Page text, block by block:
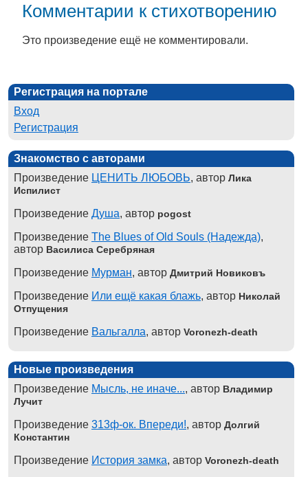
Комментарии к стихотворению
Это произведение ещё не комментировали.
Регистрация на портале
Вход
Регистрация
Знакомство с авторами
Произведение ЦЕНИТЬ ЛЮБОВЬ, автор Лика
Испилист
Произведение Душа, автор pogost
Произведение The Blues of Old Souls (Надежда),
автор Василиса Серебряная
Произведение Мурман, автор Дмитрий Новиковъ
Произведение Или ещё какая блажь, автор Николай
Отпущения
Произведение Вальгалла, автор Voronezh-death
Новые произведения
Произведение Мысль, не иначе..., автор Владимир
Лучит
Произведение 313ф-ок. Впереди!, автор Долгий
Константин
Произведение История замка, автор Voronezh-death